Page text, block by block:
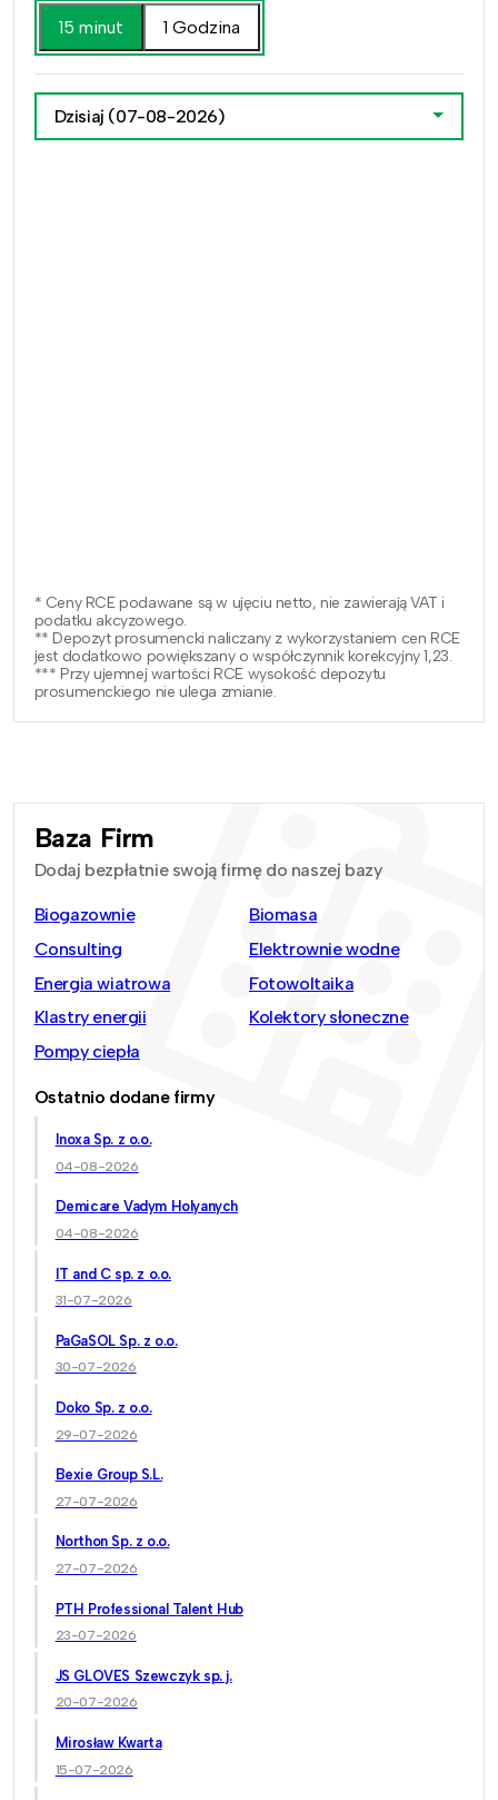
15 minut 1 Godzina
Dzisiaj (07-08-2026)
* Ceny RCE podawane są w ujęciu netto, nie zawierają VAT i
podatku akcyzowego.
** Depozyt prosumencki naliczany z wykorzystaniem cen RCE
jest dodatkowo powiększany o współczynnik korekcyjny 1,23.
*** Przy ujemnej wartości RCE wysokość depozytu
prosumenckiego nie ulega zmianie.
Baza Firm
Dodaj bezpłatnie swoją firmę do naszej bazy
Biogazownie
Biomasa
Consulting
Elektrownie wodne
Energia wiatrowa
Fotowoltaika
Klastry energii
Kolektory słoneczne
Pompy ciepła
Ostatnio dodane firmy
Inoxa Sp. z o.o.
04-08-2026
Demicare Vadym Holyanych
04-08-2026
IT and C sp. z o.o.
31-07-2026
PaGaSOL Sp. z o.o.
30-07-2026
Doko Sp. z o.o.
29-07-2026
Bexie Group S.L.
27-07-2026
Northon Sp. z o.o.
27-07-2026
PTH Professional Talent Hub
23-07-2026
JS GLOVES Szewczyk sp. j.
20-07-2026
Mirosław Kwarta
15-07-2026